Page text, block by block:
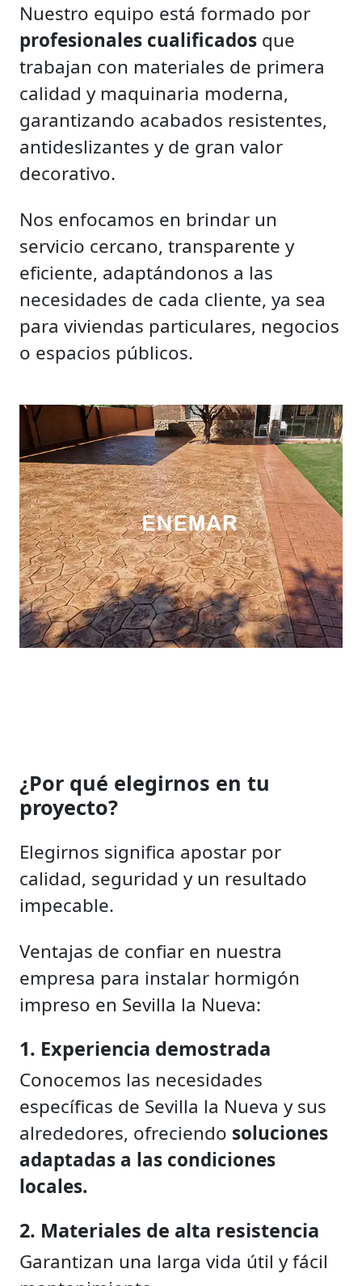
Nuestro equipo está formado por
profesionales cualificados que
trabajan con materiales de primera
calidad y maquinaria moderna,
garantizando acabados resistentes,
antideslizantes y de gran valor
decorativo.
Nos enfocamos en brindar un
servicio cercano, transparente y
eficiente, adaptándonos a las
necesidades de cada cliente, ya sea
para viviendas particulares, negocios
o espacios públicos.
¿Por qué elegirnos en tu
proyecto?
Elegirnos significa apostar por
calidad, seguridad y un resultado
impecable.
Ventajas de confiar en nuestra
empresa para instalar hormigón
impreso en Sevilla la Nueva:
1. Experiencia demostrada
Conocemos las necesidades
específicas de Sevilla la Nueva y sus
alrededores, ofreciendo soluciones
adaptadas a las condiciones
locales.
2. Materiales de alta resistencia
Garantizan una larga vida útil y fácil